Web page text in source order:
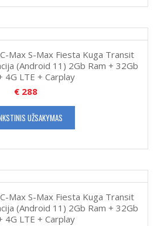
Max S-Max Fiesta Kuga Transit
(Android 11) 2Gb Ram + 32Gb
4G LTE + Carplay
€ 288
UŽSAKYMAS
Max S-Max Fiesta Kuga Transit
(Android 11) 2Gb Ram + 32Gb
4G LTE + Carplay